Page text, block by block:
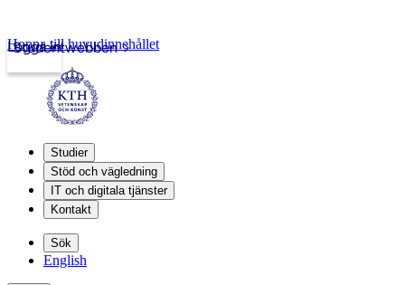
Studentwebben
Logga in
Hoppa till huvudinnehållet
Studier
Stöd och vägledning
IT och digitala tjänster
Kontakt
Sök
English